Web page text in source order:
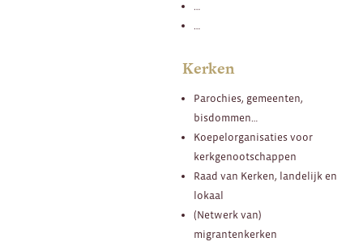
Kerken
Parochies, gemeenten,
bisdommen…
Koepelorganisaties voor
kerkgenootschappen
Raad van Kerken, landelijk en
lokaal
(Netwerk van)
migrantenkerken